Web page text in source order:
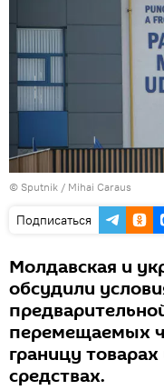
© Sputnik / Mihai Caraus
Подписаться
Молдавская и
обсудили
перемещаемых
границу
средствах.